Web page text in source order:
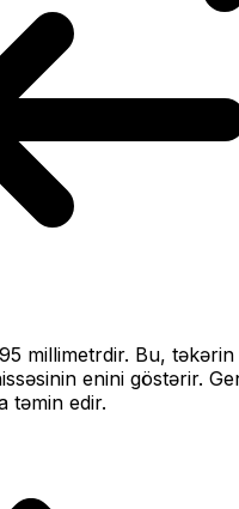
millimetrdir. Bu,
enini göstərir.
təmin edir.